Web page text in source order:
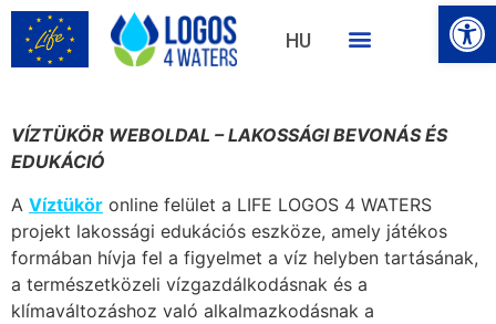
HU
EN
VÍZTÜKÖR WEBOLDAL – LAKOSSÁGI BEVONÁS ÉS
EDUKÁCIÓ
A Víztükör online felület a LIFE LOGOS 4 WATERS
projekt lakossági edukációs eszköze, amely játékos
formában hívja fel a figyelmet a víz helyben tartásának,
a természetközeli vízgazdálkodásnak és a
klímaváltozáshoz való alkalmazkodásnak a